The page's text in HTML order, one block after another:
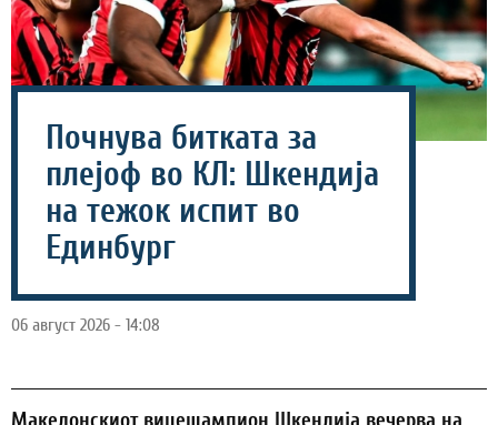
Почнува битката за
плејоф во КЛ: Шкендија
на тежок испит во
Единбург
06 август 2026 - 14:08